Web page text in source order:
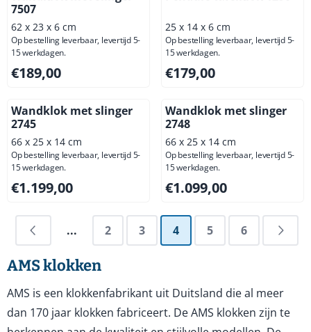
7507
62 x 23 x 6 cm
Op bestelling leverbaar, levertijd 5-
15 werkdagen.
Prijs: 189,00, exclusief btw: 156,20
€189,00
25 x 14 x 6 cm
Op bestelling leverbaar, levertijd 5-
15 werkdagen.
Prijs: 179,00, exclusief btw:
€179,00
Wandklok met slinger
2745
66 x 25 x 14 cm
Op bestelling leverbaar, levertijd 5-
15 werkdagen.
Prijs: 1 199,00, exclusief btw: 990,91
€1.199,00
Wandklok met slinger
2748
66 x 25 x 14 cm
Op bestelling leverbaar, levertijd 5-
15 werkdagen.
Prijs: 1 099,00, exclusief
€1.099,00
... 2 3 4 5 6
AMS klokken
AMS is een klokkenfabrikant uit Duitsland die al meer
dan 170 jaar klokken fabriceert. De AMS klokken zijn te